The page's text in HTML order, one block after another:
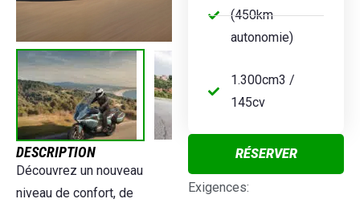
DESCRIPTION
Découvrez un nouveau
niveau de confort, de
(450km
autonomie)
1.300cm3 /
145cv
RÉSERVER
Exigences: